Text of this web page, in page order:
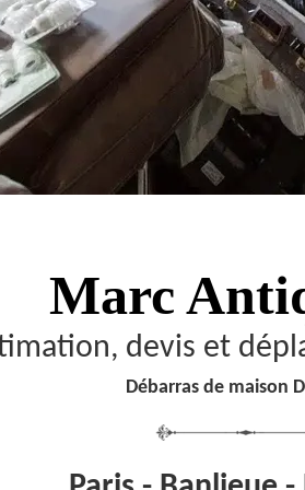
Marc
devis et
Débarras de maison